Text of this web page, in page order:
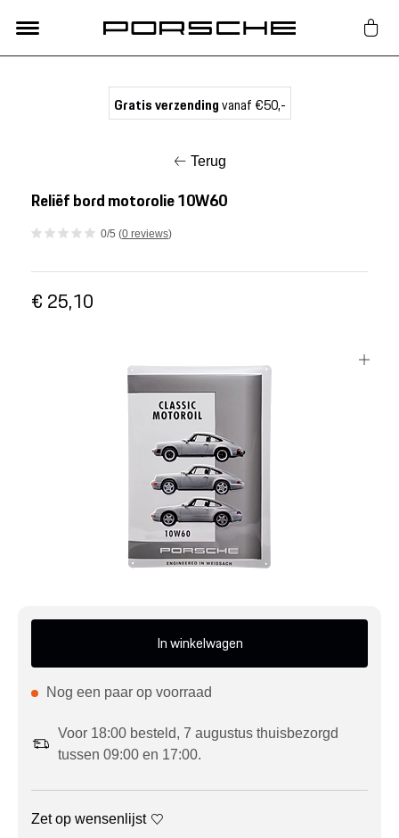
Nieuw
Acties
Porsche informatie
Gratis verzendingvanaf €50,-
Terug
Reliëf bord motorolie 10W60
0/5 (0 reviews)
€ 25,10
In winkelwagen
Nog een paar op voorraad
Voor 18:00 besteld, 7 augustus thuisbezorgd
tussen 09:00 en 17:00.
Zet op wensenlijst